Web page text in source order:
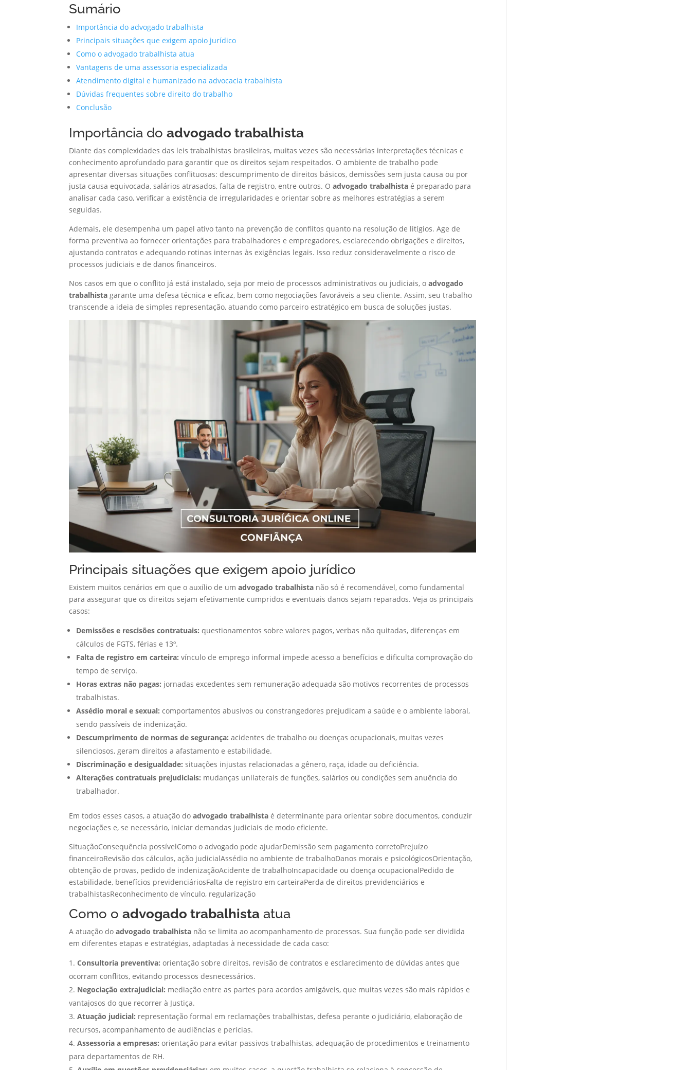
Sumário
Importância do advogado trabalhista
Principais situações que exigem apoio jurídico
Como o advogado trabalhista atua
Vantagens de uma assessoria especializada
Atendimento digital e humanizado na advocacia trabalhista
Dúvidas frequentes sobre direito do trabalho
Conclusão
Importância doadvogado trabalhista
Diante das complexidades das leis trabalhistas brasileiras, muitas vezes são necessárias interpretações técnicas e
conhecimento aprofundado para garantir que os direitos sejam respeitados. O ambiente de trabalho pode
apresentar diversas situações conflituosas: descumprimento de direitos básicos, demissões sem justa causa ou por
justa causa equivocada, salários atrasados, falta de registro, entre outros. Oadvogado trabalhista é preparado para
analisar cada caso, verificar a existência de irregularidades e orientar sobre as melhores estratégias a serem
seguidas.
Ademais, ele desempenha um papel ativo tanto na prevenção de conflitos quanto na resolução de litígios. Age de
forma preventiva ao fornecer orientações para trabalhadores e empregadores, esclarecendo obrigações e direitos,
ajustando contratos e adequando rotinas internas às exigências legais. Isso reduz consideravelmente o risco de
processos judiciais e de danos financeiros.
Nos casos em que o conflito já está instalado, seja por meio de processos administrativos ou judiciais, oadvogado
trabalhista garante uma defesa técnica e eficaz, bem como negociações favoráveis a seu cliente. Assim, seu trabalho
transcende a ideia de simples representação, atuando como parceiro estratégico em busca de soluções justas.
Principais situações que exigem apoio jurídico
Existem muitos cenários em que o auxílio de umadvogado trabalhista não só é recomendável, como fundamental
para assegurar que os direitos sejam efetivamente cumpridos e eventuais danos sejam reparados. Veja os principais
casos:
Demissões e rescisões contratuais: questionamentos sobre valores pagos, verbas não quitadas, diferenças em
cálculos de FGTS, férias e 13º.
Falta de registro em carteira: vínculo de emprego informal impede acesso a benefícios e dificulta comprovação do
tempo de serviço.
Horas extras não pagas: jornadas excedentes sem remuneração adequada são motivos recorrentes de processos
trabalhistas.
Assédio moral e sexual: comportamentos abusivos ou constrangedores prejudicam a saúde e o ambiente laboral,
sendo passíveis de indenização.
Descumprimento de normas de segurança: acidentes de trabalho ou doenças ocupacionais, muitas vezes
silenciosos, geram direitos a afastamento e estabilidade.
Discriminação e desigualdade: situações injustas relacionadas a gênero, raça, idade ou deficiência.
Alterações contratuais prejudiciais: mudanças unilaterais de funções, salários ou condições sem anuência do
trabalhador.
Em todos esses casos, a atuação doadvogado trabalhista é determinante para orientar sobre documentos, conduzir
negociações e, se necessário, iniciar demandas judiciais de modo eficiente.
SituaçãoConsequência possívelComo o advogado pode ajudarDemissão sem pagamento corretoPrejuízo
financeiroRevisão dos cálculos, ação judicialAssédio no ambiente de trabalhoDanos morais e psicológicosOrientação,
obtenção de provas, pedido de indenizaçãoAcidente de trabalhoIncapacidade ou doença ocupacionalPedido de
estabilidade, benefícios previdenciáriosFalta de registro em carteiraPerda de direitos previdenciários e
trabalhistasReconhecimento de vínculo, regularização
Como oadvogado trabalhista atua
A atuação doadvogado trabalhista não se limita ao acompanhamento de processos. Sua função pode ser dividida
em diferentes etapas e estratégias, adaptadas à necessidade de cada caso:
Consultoria preventiva: orientação sobre direitos, revisão de contratos e esclarecimento de dúvidas antes que
ocorram conflitos, evitando processos desnecessários.
Negociação extrajudicial: mediação entre as partes para acordos amigáveis, que muitas vezes são mais rápidos e
vantajosos do que recorrer à Justiça.
Atuação judicial: representação formal em reclamações trabalhistas, defesa perante o judiciário, elaboração de
recursos, acompanhamento de audiências e perícias.
Assessoria a empresas: orientação para evitar passivos trabalhistas, adequação de procedimentos e treinamento
para departamentos de RH.